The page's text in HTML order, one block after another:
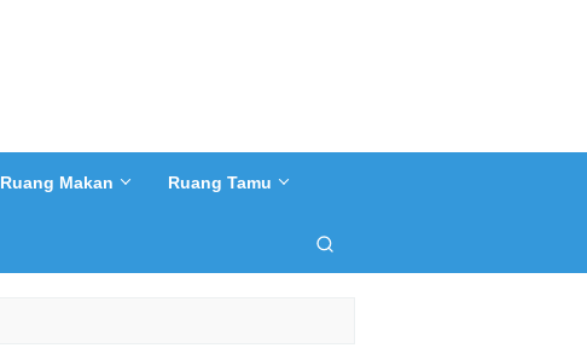
Ruang Makan Ruang Tamu